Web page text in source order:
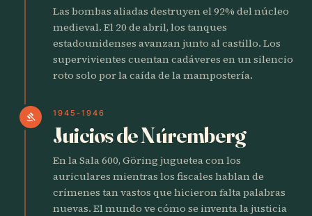
Las bombas aliadas destruyen el 92% del núcleo
medieval. El 20 de abril, los tanques
estadounidenses avanzan junto al castillo. Los
supervivientes cuentan cadáveres en un silencio
roto solo por la caída de la mampostería.
gavel 1945-1946
Juicios de Núremberg
En la Sala 600, Göring juguetea con los
auriculares mientras los fiscales hablan de
crímenes tan vastos que hicieron falta palabras
nuevas. El mundo ve cómo se inventa la justicia